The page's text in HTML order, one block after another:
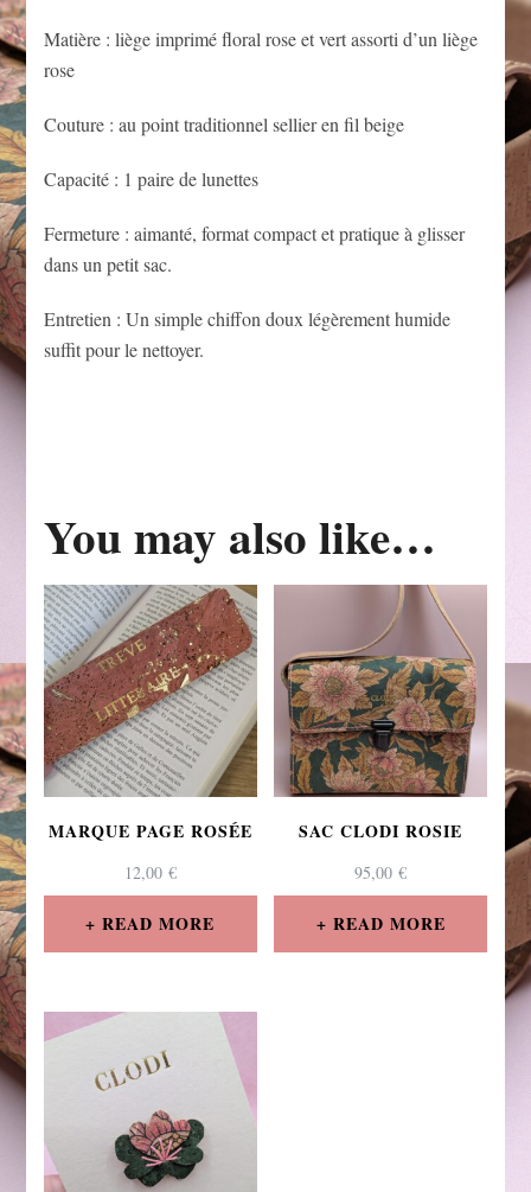
Matière : liège imprimé floral rose et vert assorti d’un liège
rose
Couture : au point traditionnel sellier en fil beige
Capacité : 1 paire de lunettes
Fermeture : aimanté, format compact et pratique à glisser
dans un petit sac.
Entretien : Un simple chiffon doux légèrement humide
suffit pour le nettoyer.
You may also like…
MARQUE PAGE ROSÉE
12,00 €
READ MORE
SAC CLODI ROSIE
95,00€
READ MORE